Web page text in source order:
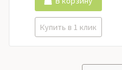
Розы российские, Розы
эквадор, Тюльпаны,
Фрезия, Хризантема,
Купить в 1 клик